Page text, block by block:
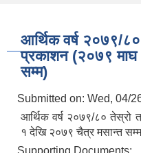
आर्थिक वर्ष २०७९/
प्रकाशन (२०७९
सम्म)
Submitted on: Wed, 04/
आर्थिक वर्ष २०७९/८० तेस्रो
१ देखि २०७९ चैत्र मसान्त